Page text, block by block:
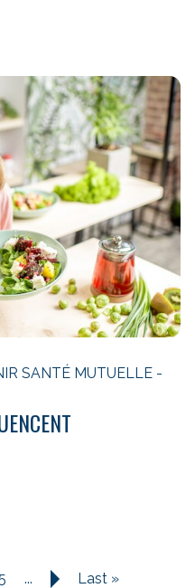
SANTÉ MUTUELLE -
...
Last »